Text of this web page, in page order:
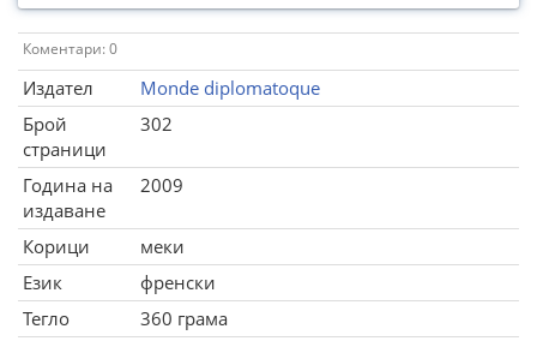
Коментари: 0
Издател
Monde diplomatoque
Брой
страници
302
Година на
издаване
2009
Корици
меки
Език
френски
Тегло
360 грама